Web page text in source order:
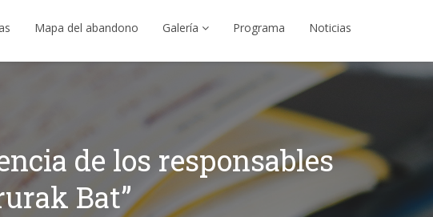
Mapa del abandono Galería Programa Noticias
de los responsables
Bat”